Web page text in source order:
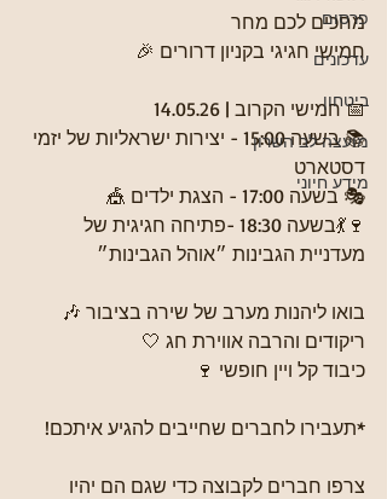
פרסום
עדכונים
ביטחון
מועצה לב השרון
מידע חיוני
מחכים לכם מחר
חמישי חגיגי בקניון דרורים 🎉
📅 חמישי הקרוב | 14.05.26
📚 בשעה 15:00 - יצירות ישראליות של יזמי
דסטארט
🎭 בשעה 17:00 - הצגת ילדים 🎪
🍷💃בשעה 18:30 -פתיחה חגיגית של
מעדניית הגבינות ״אוהל הגבינות״
בואו ליהנות מערב של שירה בציבור 🎶
ריקודים והרבה אווירת חג 🤍
כיבוד קל ויין חופשי 🍷
*תעבירו לחברים שחייבים להגיע איתכם!
צרפו חברים לקבוצה כדי שגם הם יהיו